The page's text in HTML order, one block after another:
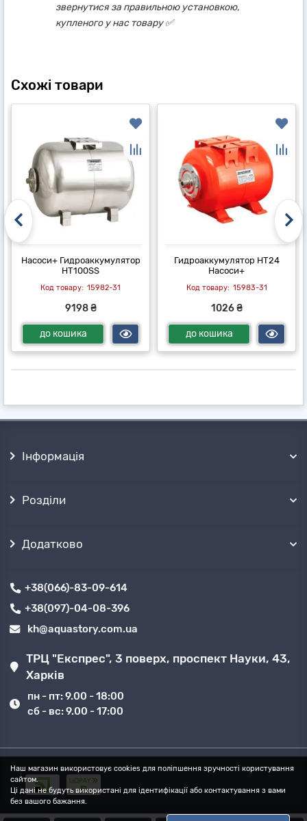
звернутися за правильною установкою,
купленого у нас товару ✅
Схожі товари
Насоси+ Гидроаккумулятор
HT100SS
15982-31
9198 ₴
до кошика
Гидроаккумулятор HT24
Насоси+
15983-31
1026 ₴
до кошика
Наш магазин використовує cookies для поліпшення зручності користування
сайтом.
Ці дані не будуть використані для ідентифікації або контактування з вами
без вашого бажання.
Інформація
Розділи
Додатково
+38(066)-83-09-614
+38(097)-04-08-396
kh@aquastory.com.ua
ТРЦ "Експрес", 3 поверх, проспект Науки, 43,
Харків
пн - пт: 9.00 - 18:00
сб - вс: 9.00 - 17:00